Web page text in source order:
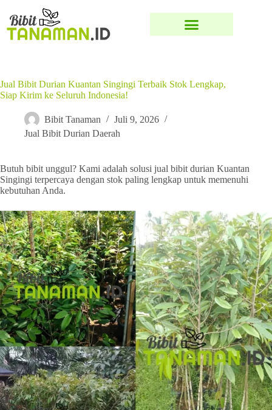
Jual Bibit Durian Kuantan Singingi Terbaik Stok Lengkap,
Siap Kirim ke Seluruh Indonesia!
Bibit Tanaman
Juli 9, 2026
Jual Bibit Durian Daerah
Butuh bibit unggul? Kami adalah solusi jual bibit durian Kuantan
Singingi terpercaya dengan stok paling lengkap untuk memenuhi
kebutuhan Anda.